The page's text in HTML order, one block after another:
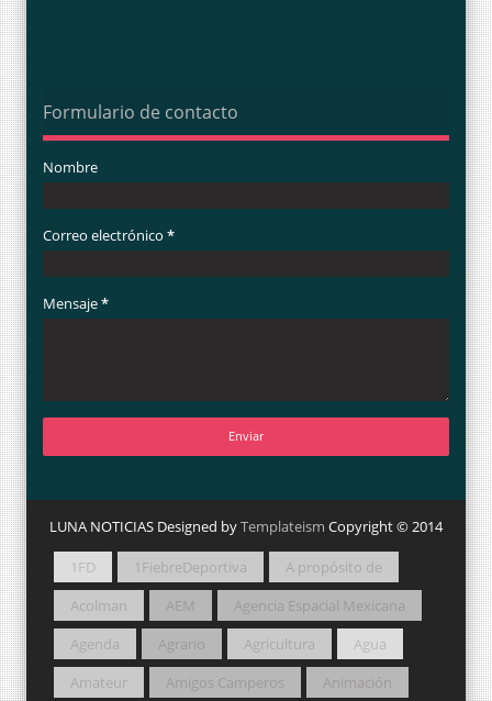
Formulario de contacto
Nombre
Correo electrónico *
Mensaje*
LUNA NOTICIAS Designed byTemplateism Copyright © 2014
1FD 1FiebreDeportiva
A propósito de
Acolman
AEM
Agencia Espacial Mexicana
Agenda
Agrario Agricultura
Agua
Amateur
Amigos Camperos
Animación